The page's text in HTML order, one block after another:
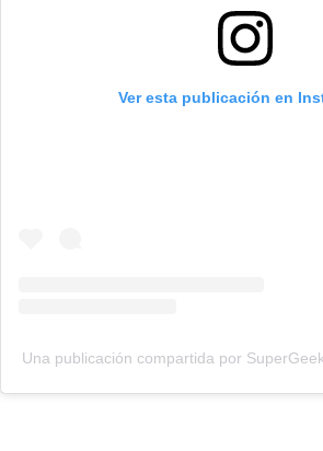
Ver esta publicación en
Una publicación compartida por